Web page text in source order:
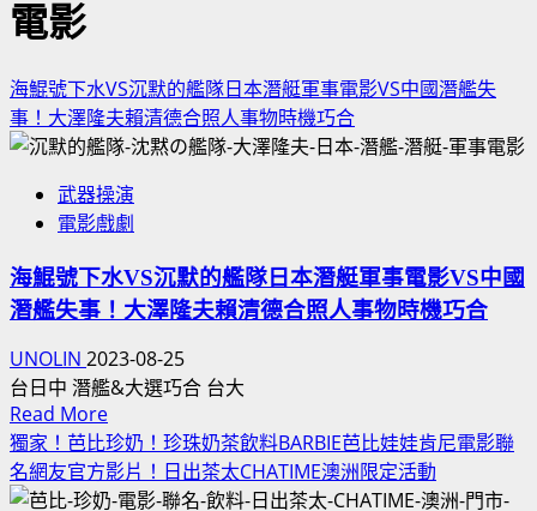
電影
海鯤號下水VS沉默的艦隊日本潛艇軍事電影VS中國潛艦失
事！大澤隆夫賴清德合照人事物時機巧合
武器操演
電影戲劇
海鯤號下水VS沉默的艦隊日本潛艇軍事電影VS中國
潛艦失事！大澤隆夫賴清德合照人事物時機巧合
UNOLIN 2023-08-25
台日中 潛艦&大選巧合 台大
Read MoreRead
more
about
海
獨家！芭比珍奶！珍珠奶茶飲料BARBIE芭比娃娃肯尼電影聯
名網友官方影片！日出茶太CHATIME澳洲限定活動